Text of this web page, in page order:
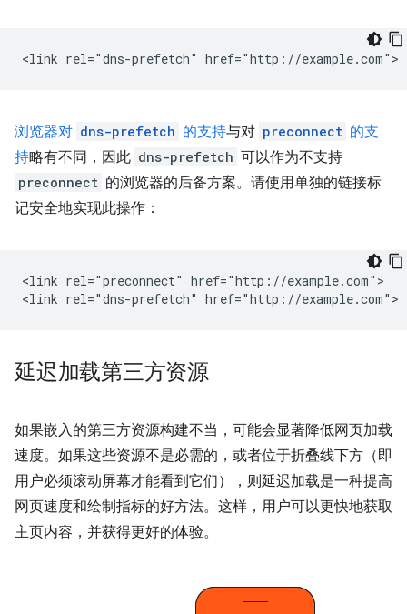
浏览器对 dns-prefetch 的支持与对 preconnect 的支
持略有不同，因此 dns-prefetch 可以作为不支持
preconnect 的浏览器的后备方案。请使用单独的链接标
记安全地实现此操作：
<link rel="preconnect" href="http://example.com">
延迟加载第三方资源
如果嵌入的第三方资源构建不当，可能会显著降低网页加载
速度。如果这些资源不是必需的，或者位于折叠线下方（即
用户必须滚动屏幕才能看到它们），则延迟加载是一种提高
网页速度和绘制指标的好方法。这样，用户可以更快地获取
主页内容，并获得更好的体验。